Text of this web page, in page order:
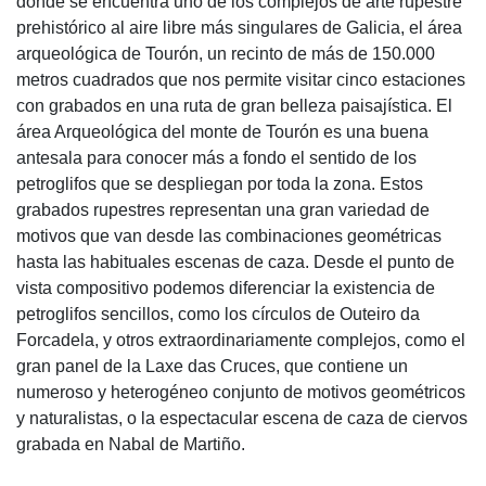
prehistórico al aire libre más singulares de Galicia, el área
arqueológica de Tourón, un recinto de más de 150.000
metros cuadrados que nos permite visitar cinco estaciones
con grabados en una ruta de gran belleza paisajística. El
área Arqueológica del monte de Tourón es una buena
antesala para conocer más a fondo el sentido de los
petroglifos que se despliegan por toda la zona. Estos
grabados rupestres representan una gran variedad de
motivos que van desde las combinaciones geométricas
hasta las habituales escenas de caza. Desde el punto de
vista compositivo podemos diferenciar la existencia de
petroglifos sencillos, como los círculos de Outeiro da
Forcadela, y otros extraordinariamente complejos, como el
gran panel de la Laxe das Cruces, que contiene un
numeroso y heterogéneo conjunto de motivos geométricos
y naturalistas, o la espectacular escena de caza de ciervos
grabada en Nabal de Martiño.